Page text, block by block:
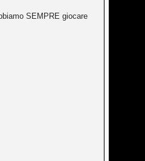
SEMPRE giocare